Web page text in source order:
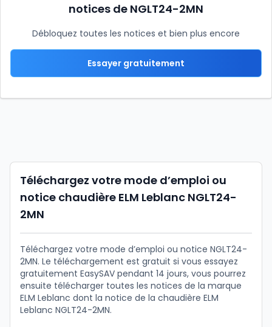
notices de NGLT24-2MN
Débloquez toutes les notices et bien plus encore
Essayer gratuitement
Téléchargez votre mode d’emploi ou
notice chaudière ELM Leblanc NGLT24-
2MN
Téléchargez votre mode d’emploi ou notice NGLT24-
2MN. Le téléchargement est gratuit si vous essayez
gratuitement EasySAV pendant 14 jours, vous pourrez
ensuite télécharger toutes les notices de la marque
ELM Leblanc dont la notice de la chaudière ELM
Leblanc NGLT24-2MN.